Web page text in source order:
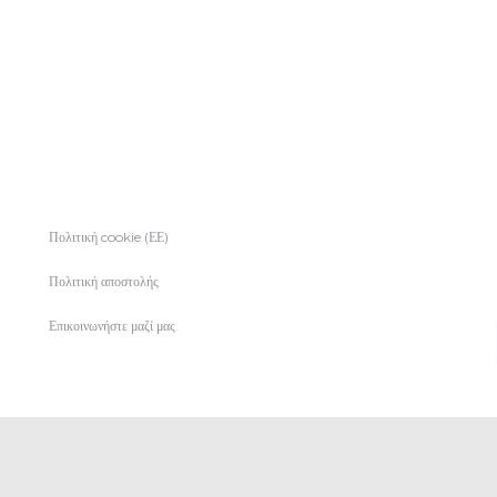
Πολιτική cookie (ΕΕ)
Πολιτική αποστολής
Επικοινωνήστε μαζί μας